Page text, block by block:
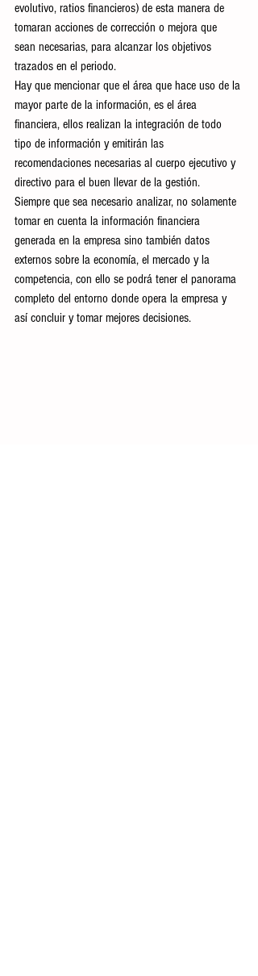
evolutivo, ratios financieros) de esta manera de
tomaran acciones de corrección o mejora que
sean necesarias, para alcanzar los objetivos
trazados en el periodo.
Hay que mencionar que el área que hace uso de la
mayor parte de la información, es el área
financiera, ellos realizan la integración de todo
tipo de información y emitirán las
recomendaciones necesarias al cuerpo ejecutivo y
directivo para el buen llevar de la gestión.
Siempre que sea necesario analizar, no solamente
tomar en cuenta la información financiera
generada en la empresa sino también datos
externos sobre la economía, el mercado y la
competencia, con ello se podrá tener el panorama
completo del entorno donde opera la empresa y
así concluir y tomar mejores decisiones.